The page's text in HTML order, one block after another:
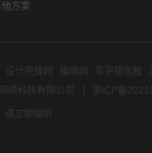
他方案
设计先锋网 猫啃网 写字楼出租
络科技有限公司
浙ICP备
立即接听